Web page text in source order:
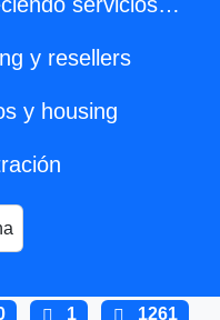
y resellers
y housing
1 1261